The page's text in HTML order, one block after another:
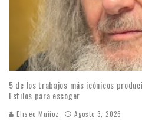
5 de los trabajos más icónicos
Estilos para escoger
Eliseo Muñoz Agosto 3, 2026